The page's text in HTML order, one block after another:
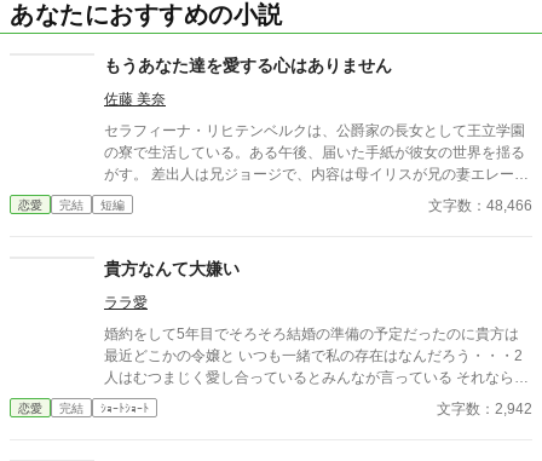
あなたにおすすめの小説
もうあなた達を愛する心はありません
佐藤 美奈
セラフィーナ・リヒテンベルクは、公爵家の長女として王立学園
の寮で生活している。ある午後、届いた手紙が彼女の世界を揺る
がす。 差出人は兄ジョージで、内容は母イリスが兄の妻エレーヌ
をいびっているというものだった。最初は信じられなかったが、
手紙の中で兄は母の嫉妬に苦しむエレーヌを心配し、セラフィー
なかったが、兄の必死な頼みに胸が痛む。 セラフィーナは、一年
ぶりに実家に帰ると、母が物置に閉じ込められていた。幸せだっ
た家族の日常が壊れていく。魔法やファンタジー異世界系は、途
中からあるかもしれません。
恋愛 完結 短編 文字数：48,466
貴方なんて大嫌い
ララ愛
婚約をして5年目でそろそろ結婚の準備の予定だったのに貴方は
最近どこかの令嬢と いつも一緒で私の存在はなんだろう・・・2
人はむつまじく愛し合っているとみんなが言っている それなら私
はもういいです・・・貴方なんて大嫌い
恋愛 完結 ｼｮｰﾄｼｮｰﾄ 文字数：2,942